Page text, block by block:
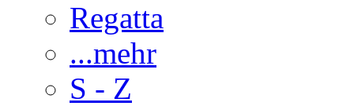
Regatta
...mehr
S - Z